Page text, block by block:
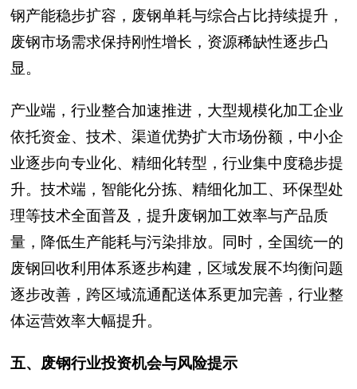
钢产能稳步扩容，废钢单耗与综合占比持续提升，
废钢市场需求保持刚性增长，资源稀缺性逐步凸
显。
产业端，行业整合加速推进，大型规模化加工企业
依托资金、技术、渠道优势扩大市场份额，中小企
业逐步向专业化、精细化转型，行业集中度稳步提
升。技术端，智能化分拣、精细化加工、环保型处
理等技术全面普及，提升废钢加工效率与产品质
量，降低生产能耗与污染排放。同时，全国统一的
废钢回收利用体系逐步构建，区域发展不均衡问题
逐步改善，跨区域流通配送体系更加完善，行业整
体运营效率大幅提升。
五、废钢行业投资机会与风险提示